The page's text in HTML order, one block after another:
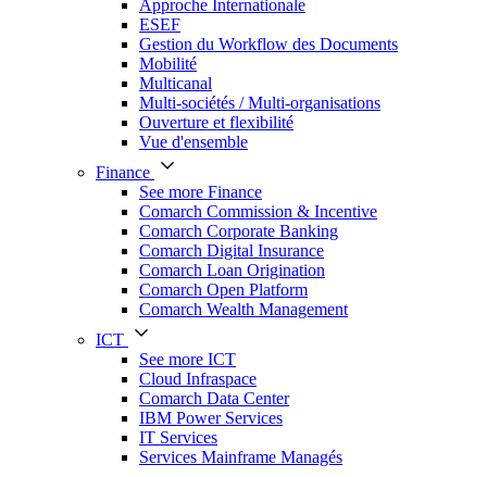
Approche Internationale
ESEF
Gestion du Workflow des Documents
Mobilité
Multicanal
Multi-sociétés / Multi-organisations
Ouverture et flexibilité
Vue d'ensemble
Finance
See more Finance
Comarch Commission & Incentive
Comarch Corporate Banking
Comarch Digital Insurance
Comarch Loan Origination
Comarch Open Platform
Comarch Wealth Management
ICT
See more ICT
Cloud Infraspace
Comarch Data Center
IBM Power Services
IT Services
Services Mainframe Managés